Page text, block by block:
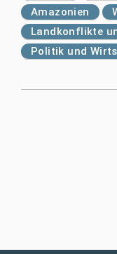
Amazonien
Landkonflikte
Politik und